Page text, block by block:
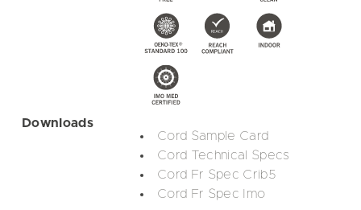
Downloads
Cord Sample Card
Cord Technical Specs
Cord Fr Spec Crib5
Cord Fr Spec Imo